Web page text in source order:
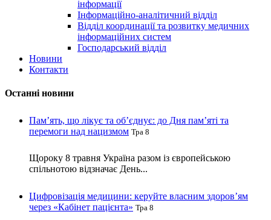
інформації
Інформаційно-аналітичний відділ
Відділ координації та розвитку медичних
інформаційних систем
Господарський відділ
Новини
Контакти
Останні новини
Пам’ять, що лікує та об’єднує: до Дня пам’яті та
перемоги над нацизмом Тра 8
Щороку 8 травня Україна разом із європейською
спільнотою відзначає День...
Цифровізація медицини: керуйте власним здоров’ям
через «Кабінет пацієнта» Тра 8